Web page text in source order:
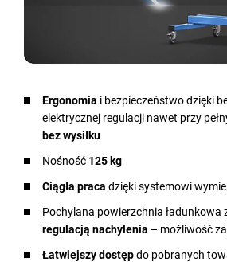
Ergonomia i bezpieczeństwo dzięki
elektrycznej regulacji nawet przy
bez wysiłku
Nośność 125 kg
Ciągła praca dzięki systemowi
Pochylana powierzchnia ładunkowa
regulacją nachylenia – możliwość
Łatwiejszy dostępdo pobranych